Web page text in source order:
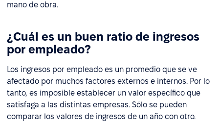
mano de obra.
¿Cuál es un buen ratio de ingresos
por empleado?
Los ingresos por empleado es un promedio que se ve
afectado por muchos factores externos e internos. Por lo
tanto, es imposible establecer un valor específico que
satisfaga a las distintas empresas. Sólo se pueden
comparar los valores de ingresos de un año con otro.